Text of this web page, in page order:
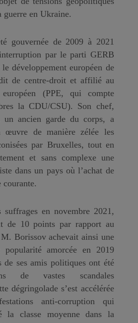
guerre en Ukraine.
gouvernée de 2009 à 2021
par le parti GERB
développement européen de
de centre-droit et affilié au
(PPE, qui compte
la CDU/CSU). Son chef,
un ancien garde du corps, a
œuvre de manière zélée les
par Bruxelles, tout en
et sans complexe une
dans un pays où l’achat de
suffrages en novembre 2021,
de 10 points par rapport au
Borissov achevait ainsi une
popularité amorcée en 2019
de ses amis politiques ont été
de vastes scandales
dégringolade s’est accélérée
anti-corruption qui
la classe moyenne dans la